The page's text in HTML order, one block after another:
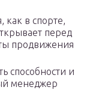
как в спорте,
перед
продвижения
способности и
менеджер